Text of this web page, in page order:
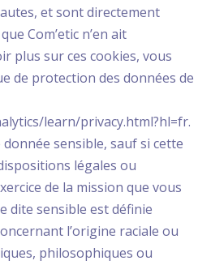
et sont directement
Com’etic n’en ait
plus sur ces cookies, vous
de protection des données de
learn/privacy.html?hl=fr.
donnée sensible, sauf si cette
légales ou
de la mission que vous
dite sensible est définie
l’origine raciale ou
philosophiques ou